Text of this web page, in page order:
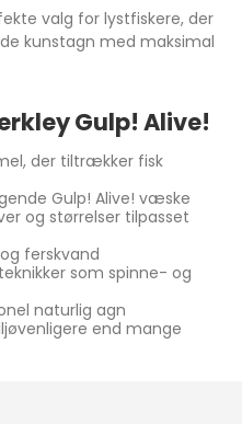
valg for lystfiskere, der
kunstagn med maksimal
Gulp! Alive!
der tiltrækker fisk
Gulp! Alive! væske
og størrelser tilpasset
ferskvand
som spinne- og
naturlig agn
end mange